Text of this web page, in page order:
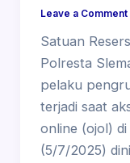
Leave a Comment
Satuan
Polresta
pelaku
terjadi saat
online (ojol)
(5/7/2025)